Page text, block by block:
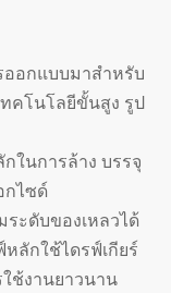
ออกแบบมาสำหรับ
คโนโลยีขั้นสูง รูป
ในการล้าง บรรจุ
ไซด์
ระดับของเหลวได้
ลักใช้ไดรฟ์เกียร์
ช้งานยาวนาน